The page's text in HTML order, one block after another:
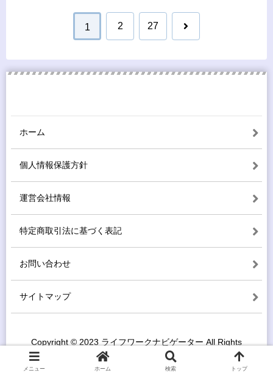
1 2 27 次
ホーム
個人情報保護方針
運営会社情報
特定商取引法に基づく表記
お問い合わせ
サイトマップ
Copyright © 2023 ライフワークナビゲーター All Rights
メニュー ホーム 検索 トップ